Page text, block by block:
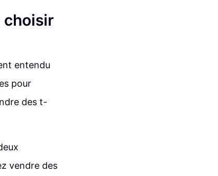
choisir
entendu
pour
des t-
vendre des